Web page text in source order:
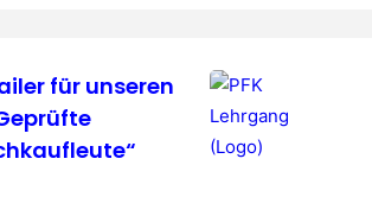
für unseren